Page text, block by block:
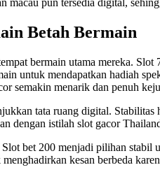
macau pun tersedia digital,
Betah Bermain
bermain utama mereka.
untuk mendapatkan hadiah
semakin menarik dan penuh
tata ruang digital.
dengan istilah slot gacor
bet 200 menjadi pilihan
menghadirkan kesan berbeda